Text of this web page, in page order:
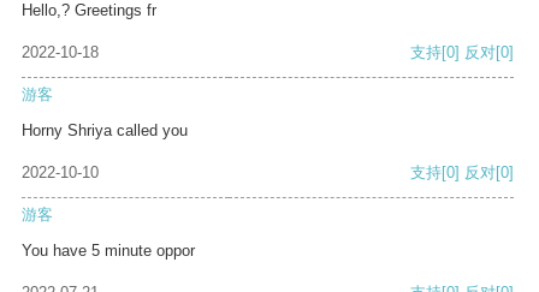
Hello,? Greetings fr
2022-10-18 支持[0] 反对[0]
游客
Horny Shriya called you
2022-10-10 支持[0] 反对[0]
游客
You have 5 minute oppor